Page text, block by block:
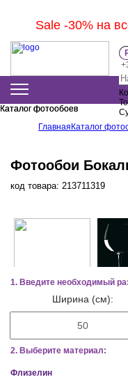
Sale -30% на
Каталог фотообоев
Каталог фотообоев
Главная Каталог
Фотообои
код товара: 213711319
1. Введите необходимый
Ширина (см):
2. Выберите материал:
Флизелин